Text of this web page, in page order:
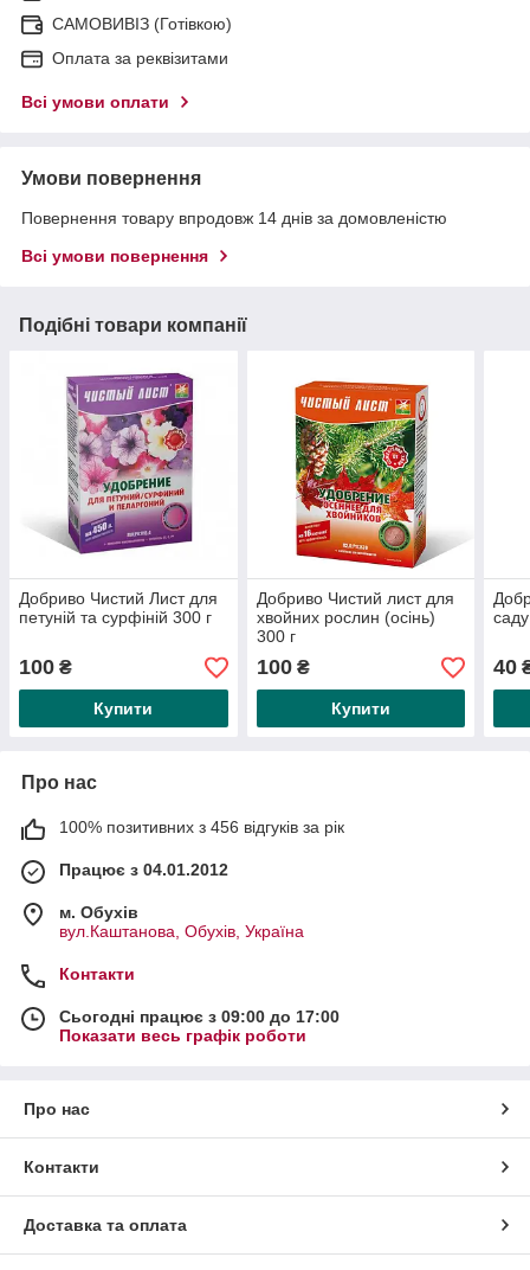
САМОВИВІЗ (Готівкою)
Оплата за реквізитами
Всі умови оплати
Умови повернення
Повернення товару впродовж 14 днів за домовленістю
Всі умови повернення
Подібні товари компанії
Добриво Чистий Лист для
петуній та сурфіній 300 г
100 ₴
Купити
Добриво Чистий лист для
хвойних рослин (осінь)
300 г
100₴
Купити
40
Про нас
100% позитивних з 456 відгуків за рік
Працює з 04.01.2012
м. Обухів
вул.Каштанова, Обухів, Україна
Контакти
Сьогодні працює з 09:00 до 17:00
Показати весь графік роботи
Про нас
Контакти
Доставка та оплата